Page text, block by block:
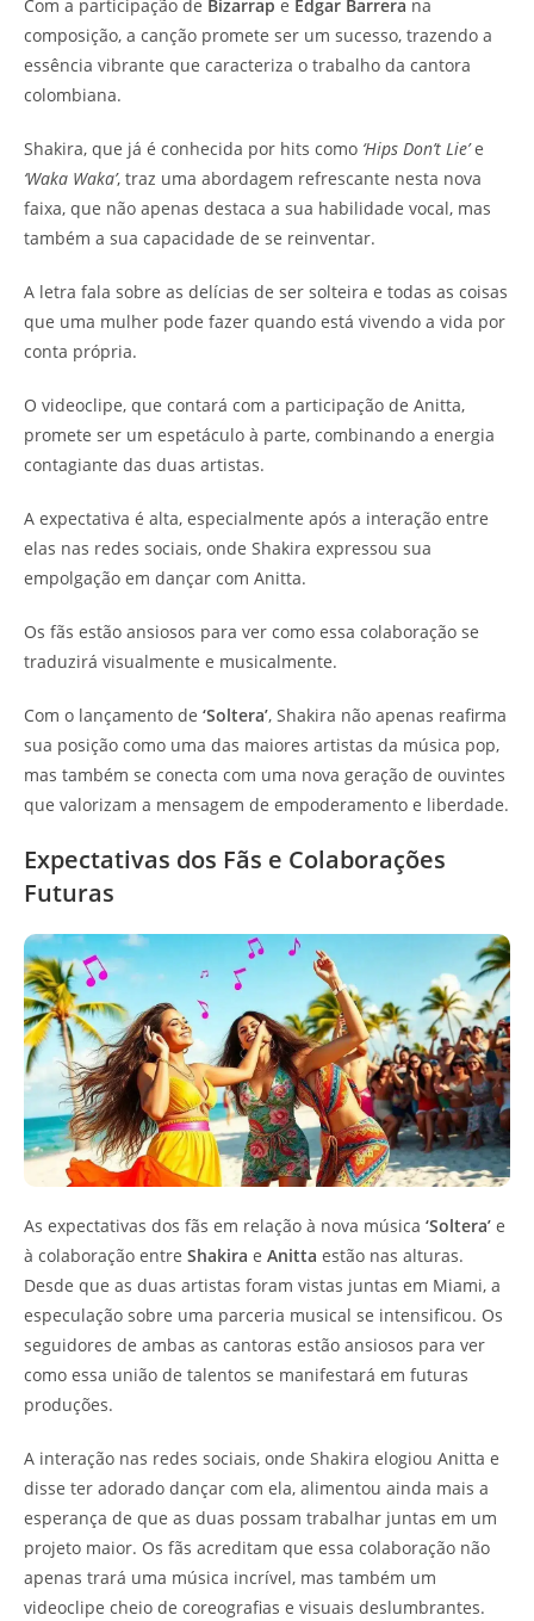
Com a participação de Bizarrap e Edgar Barrera na
composição, a canção promete ser um sucesso, trazendo a
essência vibrante que caracteriza o trabalho da cantora
colombiana.
Shakira, que já é conhecida por hits como ‘Hips Don’t Lie’e
‘Waka Waka’, traz uma abordagem refrescante nesta nova
faixa, que não apenas destaca a sua habilidade vocal, mas
também a sua capacidade de se reinventar.
A letra fala sobre as delícias de ser solteira e todas as coisas
que uma mulher pode fazer quando está vivendo a vida por
conta própria.
O videoclipe, que contará com a participação de Anitta,
promete ser um espetáculo à parte, combinando a energia
contagiante das duas artistas.
A expectativa é alta, especialmente após a interação entre
elas nas redes sociais, onde Shakira expressou sua
empolgação em dançar com Anitta.
Os fãs estão ansiosos para ver como essa colaboração se
traduzirá visualmente e musicalmente.
Com o lançamento de ‘Soltera’, Shakira não apenas reafirma
sua posição como uma das maiores artistas da música pop,
mas também se conecta com uma nova geração de ouvintes
que valorizam a mensagem de empoderamento e liberdade.
Expectativas dos Fãs e Colaborações
Futuras
As expectativas dos fãs em relação à nova música ‘Soltera’ e
à colaboração entre Shakira e Anitta estão nas alturas.
Desde que as duas artistas foram vistas juntas em Miami, a
especulação sobre uma parceria musical se intensificou. Os
seguidores de ambas as cantoras estão ansiosos para ver
como essa união de talentos se manifestará em futuras
produções.
A interação nas redes sociais, onde Shakira elogiou Anitta e
disse ter adorado dançar com ela, alimentou ainda mais a
esperança de que as duas possam trabalhar juntas em um
projeto maior. Os fãs acreditam que essa colaboração não
apenas trará uma música incrível, mas também um
videoclipe cheio de coreografias e visuais deslumbrantes.